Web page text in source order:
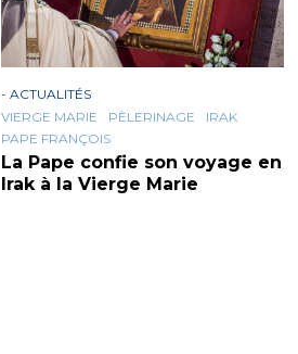
- ACTUALITÉS
VIERGE MARIE
PÈLERINAGE
IRAK
PAPE FRANÇOIS
La Pape confie son voyage en
Irak à la Vierge Marie